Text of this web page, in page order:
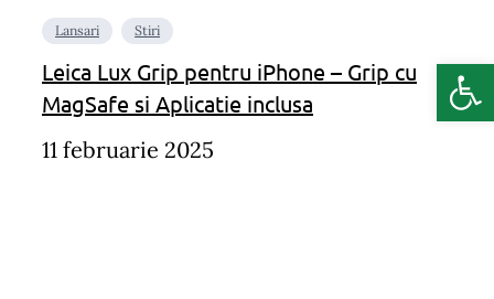
Lansari Stiri
Leica Lux Grip pentru iPhone – Grip cu
MagSafe si Aplicatie inclusa
11 februarie 2025